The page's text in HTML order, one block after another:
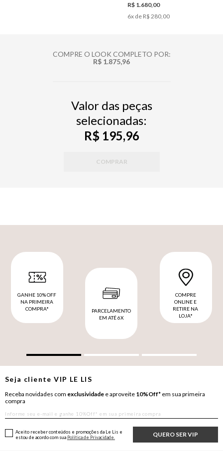
R$ 1.680,00
6x de R$ 280,00
COMPRE O LOOK COMPLETO POR:
R$ 1.875,96
Valor das peças
selecionadas:
R$ 195,96
COMPRAR
GANHE 10% OFF
NA PRIMEIRA
COMPRA*
PARCELAMENTO
EM ATÉ 6X
COMPRE
ONLINE E
RETIRE NA
LOJA*
Seja clienteVIP LE LIS
Receba novidades com exclusividade e aproveite 10%Off* em sua primeira
compra
QUERO SER VIP
Aceito receber conteúdos e promoções da Le Lis e
estou de acordo com sua Política de Privacidade.